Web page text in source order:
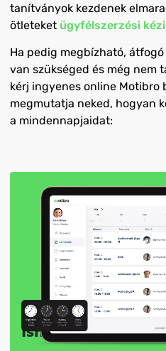
tanítványok kezdenek
ötleteket ügyfélszerzési
Ha pedig megbízható,
van szükséged és még nem
kérj ingyenes online
megmutatja neked, hogyan
a mindennapjaidat:
Ismerd meg